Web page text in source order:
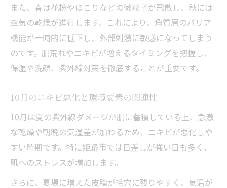
また、春は花粉やほこりなどの微粒子が飛散し、秋には
空気の乾燥が進行します。これにより、角質層のバリア
機能が一時的に低下し、外部刺激に敏感になってしまう
のです。肌荒れやニキビが増えるタイミングを把握し、
保湿や洗顔、紫外線対策を徹底することが重要です。
10月のニキビ悪化と環境要素の関連性
10月は夏の紫外線ダメージが肌に蓄積している上、急激
な乾燥や朝晩の気温差が加わるため、ニキビが悪化しや
すい時期です。特に姫路市では日差しが強い日も多く、
肌へのストレスが増加します。
さらに、夏場に増えた皮脂が毛穴に残りやすく、気温が